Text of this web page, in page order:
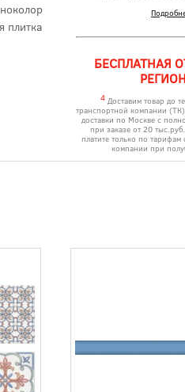
плитка
БЕСПЛАТНАЯ
4Доставим товар до
транспортной компании
доставки по Москве с
при заказе от 20
платите только по
компании при